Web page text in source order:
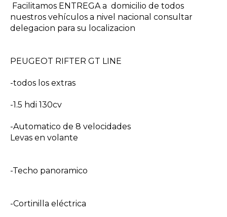
Facilitamos ENTREGA a domicilio de todos
nuestros vehículos a nivel nacional consultar
delegacion para su localizacion
PEUGEOT RIFTER GT LINE
-todos los extras
-1.5 hdi 130cv
-Automatico de 8 velocidades
Levas en volante
-Techo panoramico
-Cortinilla eléctrica